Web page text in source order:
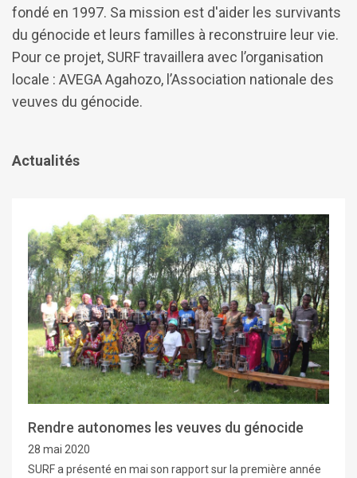
fondé en 1997. Sa mission est d'aider les survivants
du génocide et leurs familles à reconstruire leur vie.
Pour ce projet, SURF travaillera avec l’organisation
locale : AVEGA Agahozo, l’Association nationale des
veuves du génocide.
Actualités
Rendre autonomes les veuves du génocide
28 mai 2020
SURF a présenté en mai son rapport sur la première année